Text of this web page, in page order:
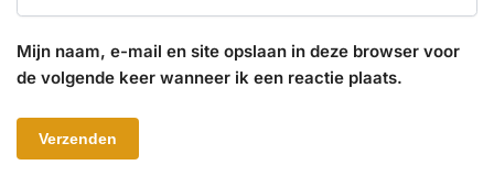
Mijn naam, e-mail en site opslaan in deze browser voor
de volgende keer wanneer ik een reactie plaats.